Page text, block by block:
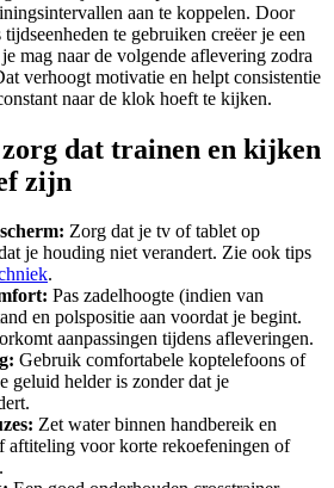
aan te koppelen. Door
te gebruiken creëer je een
mag naar de volgende aflevering zodra
verhoogt motivatie en helpt consistentie
naar de klok hoeft te kijken.
dat trainen en kijken
zijn
Zorg dat je tv of tablet op
je houding niet verandert. Zie ook tips
.
Pas zadelhoogte (indien van
en polspositie aan voordat je begint.
aanpassingen tijdens afleveringen.
Gebruik comfortabele koptelefoons of
geluid helder is zonder dat je
Zet water binnen handbereik en
aftiteling voor korte rekoefeningen of